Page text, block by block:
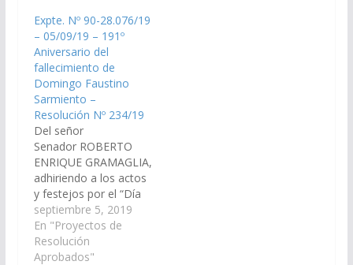
marco de los festejos
por el "Cumpleaños
90° de la Nueva
Biblioteca Popular
Domingo Faustino
Sarmiento de la Ciudad
de…
Expte. Nº 90-28.076/19
– 05/09/19 – 191º
Aniversario del
fallecimiento de
Domingo Faustino
Sarmiento –
Resolución Nº 234/19
Del señor
Senador ROBERTO
ENRIQUE GRAMAGLIA,
adhiriendo a los actos
y festejos por el “Día
del Maestro”, a
realizarse el 11 de
septiembre de 2.019,
en conmemoración
septiembre 5, 2019
En "Proyectos de
Resolución
Aprobados"